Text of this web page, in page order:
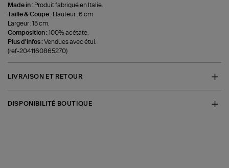
Made in : Produit fabriqué en Italie.
Taille & Coupe : Hauteur : 6 cm.
Largeur : 15 cm.
Composition :100% acétate.
Plus d'infos :Vendues avec étui.
(ref-2041160865270)
LIVRAISON ET RETOUR
DISPONIBILITÉ BOUTIQUE